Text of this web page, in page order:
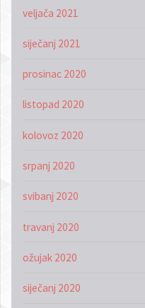
veljača 2021
siječanj 2021
prosinac 2020
listopad 2020
kolovoz 2020
srpanj 2020
svibanj 2020
travanj 2020
ožujak 2020
siječanj 2020